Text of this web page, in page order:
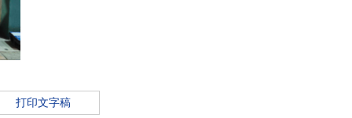
打印文字稿